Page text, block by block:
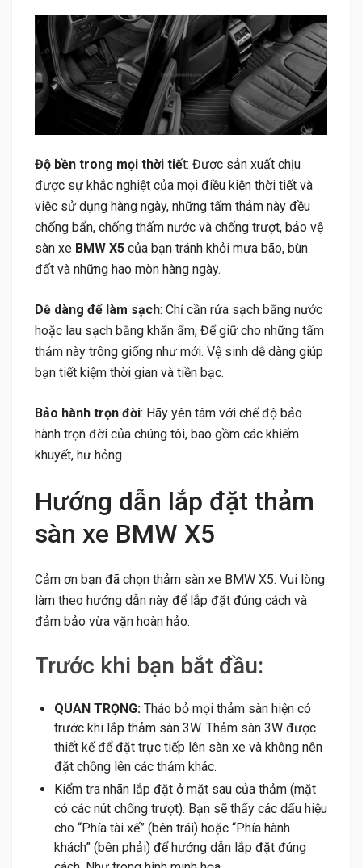
Độ bền trong mọi thời tiết: Được sản xuất chịu
được sự khắc nghiệt của mọi điều kiện thời tiết và
việc sử dụng hàng ngày, những tấm thảm này đều
chống bẩn, chống thấm nước và chống trượt, bảo vệ
sàn xe BMW X5 của bạn tránh khỏi mưa bão, bùn
đất và những hao mòn hàng ngày.
Dễ dàng để làm sạch: Chỉ cần rửa sạch bằng nước
hoặc lau sạch bằng khăn ẩm, Để giữ cho những tấm
thảm này trông giống như mới. Vệ sinh dễ dàng giúp
bạn tiết kiệm thời gian và tiền bạc.
Bảo hành trọn đời: Hãy yên tâm với chế độ bảo
hành trọn đời của chúng tôi, bao gồm các khiếm
khuyết, hư hỏng
Hướng dẫn lắp đặt thảm
sàn xe BMW X5
Cảm ơn bạn đã chọn thảm sàn xe BMW X5. Vui lòng
làm theo hướng dẫn này để lắp đặt đúng cách và
đảm bảo vừa vặn hoàn hảo.
Trước khi bạn bắt đầu:
QUAN TRỌNG: Tháo bỏ mọi thảm sàn hiện có
trước khi lắp thảm sàn 3W. Thảm sàn 3W được
thiết kế để đặt trực tiếp lên sàn xe và không nên
đặt chồng lên các thảm khác.
Kiểm tra nhãn lắp đặt ở mặt sau của thảm (mặt
có các nút chống trượt). Bạn sẽ thấy các dấu hiệu
cho “Phía tài xế” (bên trái) hoặc “Phía hành
khách” (bên phải) để hướng dẫn lắp đặt đúng